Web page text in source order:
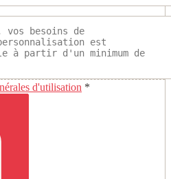
d'utilisation *